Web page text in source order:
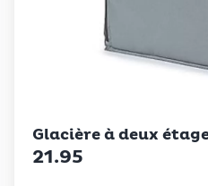
Glacière à deux
21.95